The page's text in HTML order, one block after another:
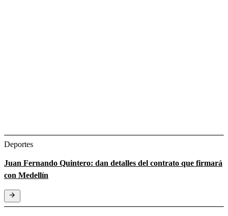
Deportes
Juan Fernando Quintero: dan detalles del contrato que firmará
con Medellín